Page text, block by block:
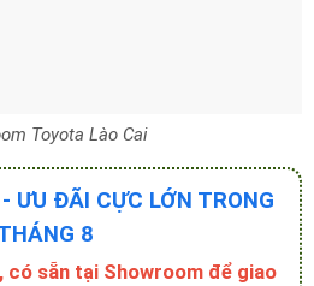
Toyota Lào Cai
- ƯU ĐÃI CỰC LỚN TRONG
8
có sẵn tại Showroom để giao